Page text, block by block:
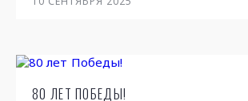
80 ЛЕТ ПОБЕДЫ!